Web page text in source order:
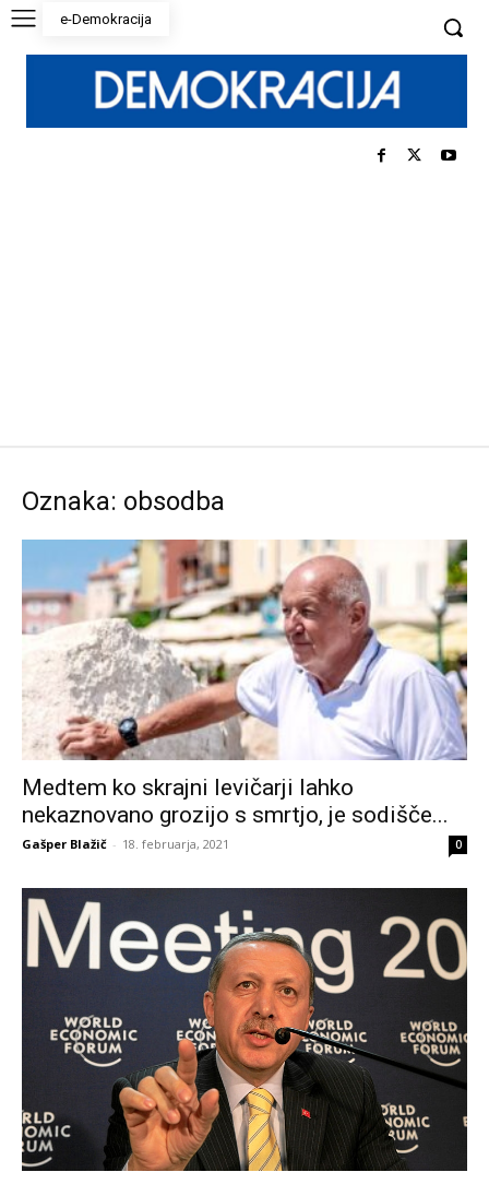
e-Demokracija
Oznaka: obsodba
Medtem ko skrajni levičarji lahko
nekaznovano grozijo s smrtjo, je sodišče...
Gašper Blažič - 18. februarja, 2021 0